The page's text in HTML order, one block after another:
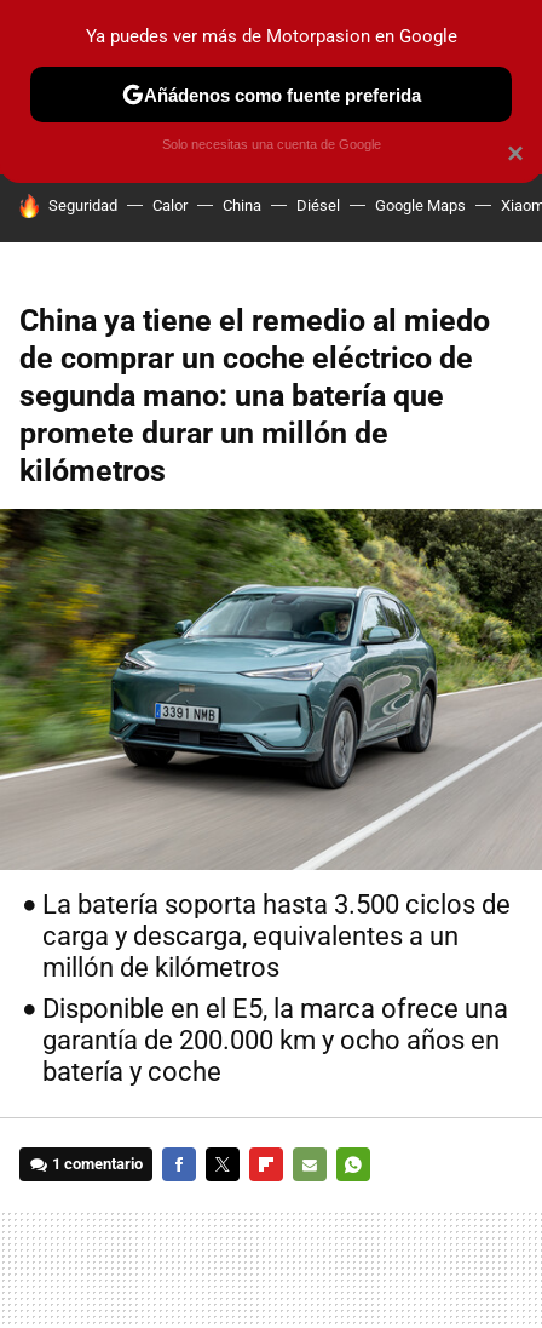
PRUEBAS COCHES ELÉCTRICOS OBSERVATORIO
HOY SE HABLA DE
Seguridad Calor China Diésel Google Maps
China ya tiene el remedio al miedo
de comprar un coche eléctrico de
segunda mano: una batería que
promete durar un millón de
kilómetros
La batería soporta hasta 3.500 ciclos de
carga y descarga, equivalentes a un
millón de kilómetros
Disponible en el E5, la marca ofrece una
garantía de 200.000 km y ocho años en
batería y coche
1 comentario
MAIL
×
Ya puedes ver más de Motorpasion en Google
Añádenos como fuente preferida
Solo necesitas una cuenta de Google